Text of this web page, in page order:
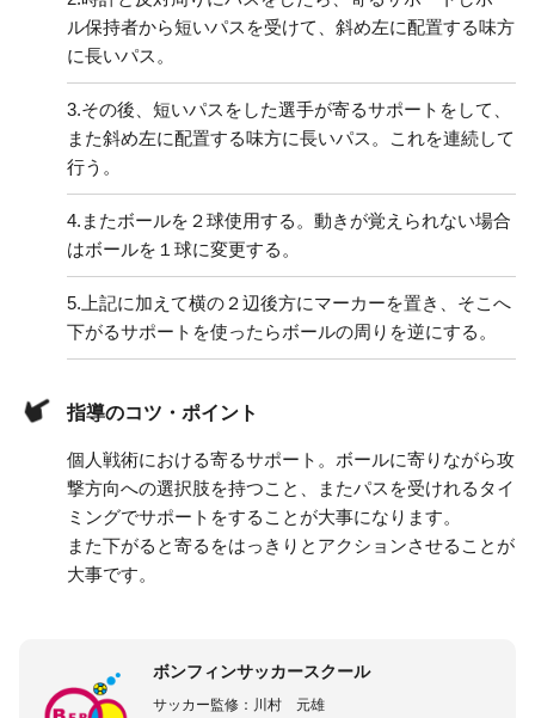
ル保持者から短いパスを受けて、斜め左に配置する味方
に長いパス。
3.その後、短いパスをした選手が寄るサポートをして、
また斜め左に配置する味方に長いパス。これを連続して
行う。
4. またボールを２球使用する。動きが覚えられない場合
はボールを１球に変更する。
5. 上記に加えて横の２辺後方にマーカーを置き、そこへ
下がるサポートを使ったらボールの周りを逆にする。
指導のコツ・ポイント
個人戦術における寄るサポート。ボールに寄りながら攻
撃方向への選択肢を持つこと、またパスを受けれるタイ
ミングでサポートをすることが大事になります。
また下がると寄るをはっきりとアクションさせることが
大事です。
ボンフィンサッカースクール
サッカー監修：川村 元雄